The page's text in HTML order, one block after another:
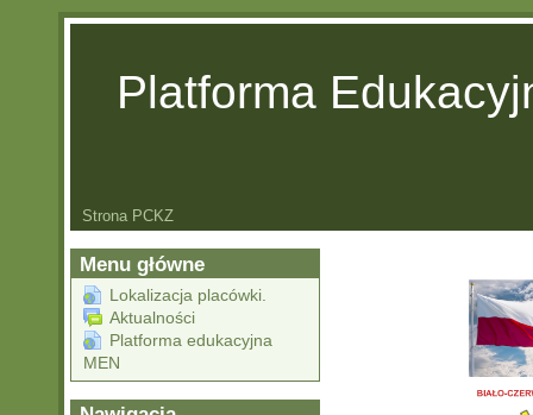
Platforma
Strona PCKZ
Menu główne
Lokalizacja placówki.
Aktualności
Platforma edukacyjna
MEN